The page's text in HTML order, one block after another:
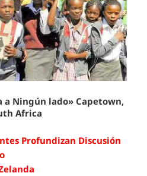
a Ningún lado» Capetown,
Africa
Profundizan Discusión